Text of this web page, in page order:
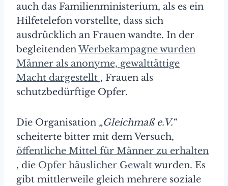
auch das Familienministerium, als es ein
Hilfetelefon vorstellte, dass sich
ausdrücklich an Frauen wandte. In der
begleitendenWerbekampagne wurden
Männer als anonyme, gewalttättige
Macht dargestellt , Frauen als
schutzbedürftige Opfer.
Die Organisation „Gleichmaß e.V.“
scheiterte bitter mit dem Versuch,
öffentliche Mittel für Männer zu erhalten
, die Opfer häuslicher Gewaltwurden. Es
gibt mittlerweile gleich mehrere soziale